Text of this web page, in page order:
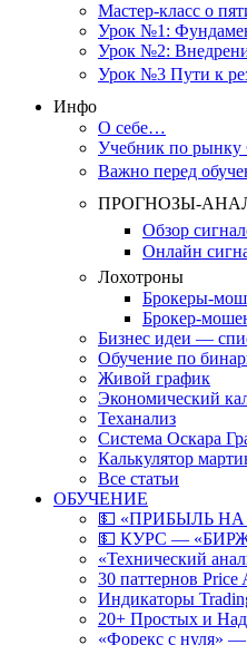
Мастер-класс о
Урок №1:
Урок №2:
Урок №3 Пути к
Инфо
О себе…
Учебник по рынку
Важно перед
ПРОГНОЗЫ-
Обзор
Онлайн
Лохотроны
Брокеры-
Брокер-
Бизнес идеи —
Обучение по
Живой график
Экономический
Теханализ
Система Оскара
Калькулятор
Все статьи
ОБУЧЕНИЕ
💵 «ПРИБЫЛЬ НА
💵 КУРС —
«Технический
30 паттернов
Индикаторы
20+ Простых и
«Форекс с нуля»